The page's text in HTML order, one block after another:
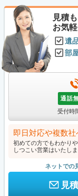
見積
お気
遺
部
通話
受付時
即日対応や複数
初めての方でもわかり
しつこい営業はいたし
ネットでの
見